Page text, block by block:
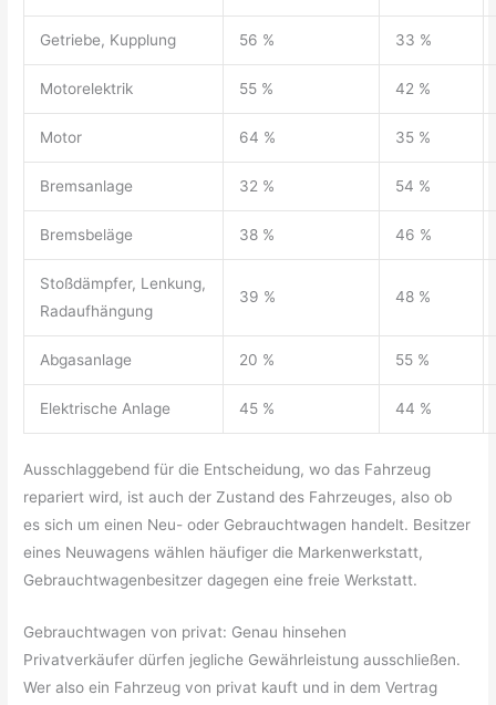
Getriebe, Kupplung 56 % 33 %
Motorelektrik 55 % 42 %
Motor 64 % 35 %
Bremsanlage 32 % 54 %
Bremsbeläge 38 % 46 %
Stoßdämpfer, Lenkung,
Radaufhängung
39 % 48 %
Abgasanlage 20 % 55 %
Elektrische Anlage 45 % 44 %
Ausschlaggebend für die Entscheidung, wo das Fahrzeug
repariert wird, ist auch der Zustand des Fahrzeuges, also ob
es sich um einen Neu- oder Gebrauchtwagen handelt. Besitzer
eines Neuwagens wählen häufiger die Markenwerkstatt,
Gebrauchtwagenbesitzer dagegen eine freie Werkstatt.
Gebrauchtwagen von privat: Genau hinsehen
Privatverkäufer dürfen jegliche Gewährleistung ausschließen.
Wer also ein Fahrzeug von privat kauft und in dem Vertrag